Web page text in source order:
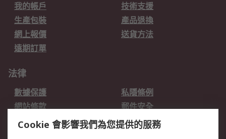
我的帳戶
技術支援
生產包裝
產品退換
網上報價
送貨方法
遠期訂單
法律
數據保護
私隱條例
網站條款
郵件安全
销售条款和条件
Cookie 會影響我們為您提供的服務